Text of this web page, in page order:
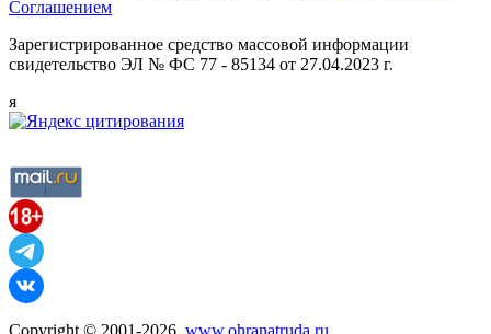
Соглашением
Зарегистрированное средство массовой информации
свидетельство ЭЛ № ФС 77 - 85134 от 27.04.2023 г.
я
Copyright © 2001-2026, www.ohranatruda.ru